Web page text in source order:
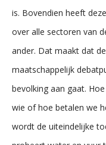
is. Bovendien heeft
over alle sectoren van
ander. Dat maakt dat
maatschappelijk
bevolking aan gaat.
wie of hoe betalen we
wordt de uiteindelijke